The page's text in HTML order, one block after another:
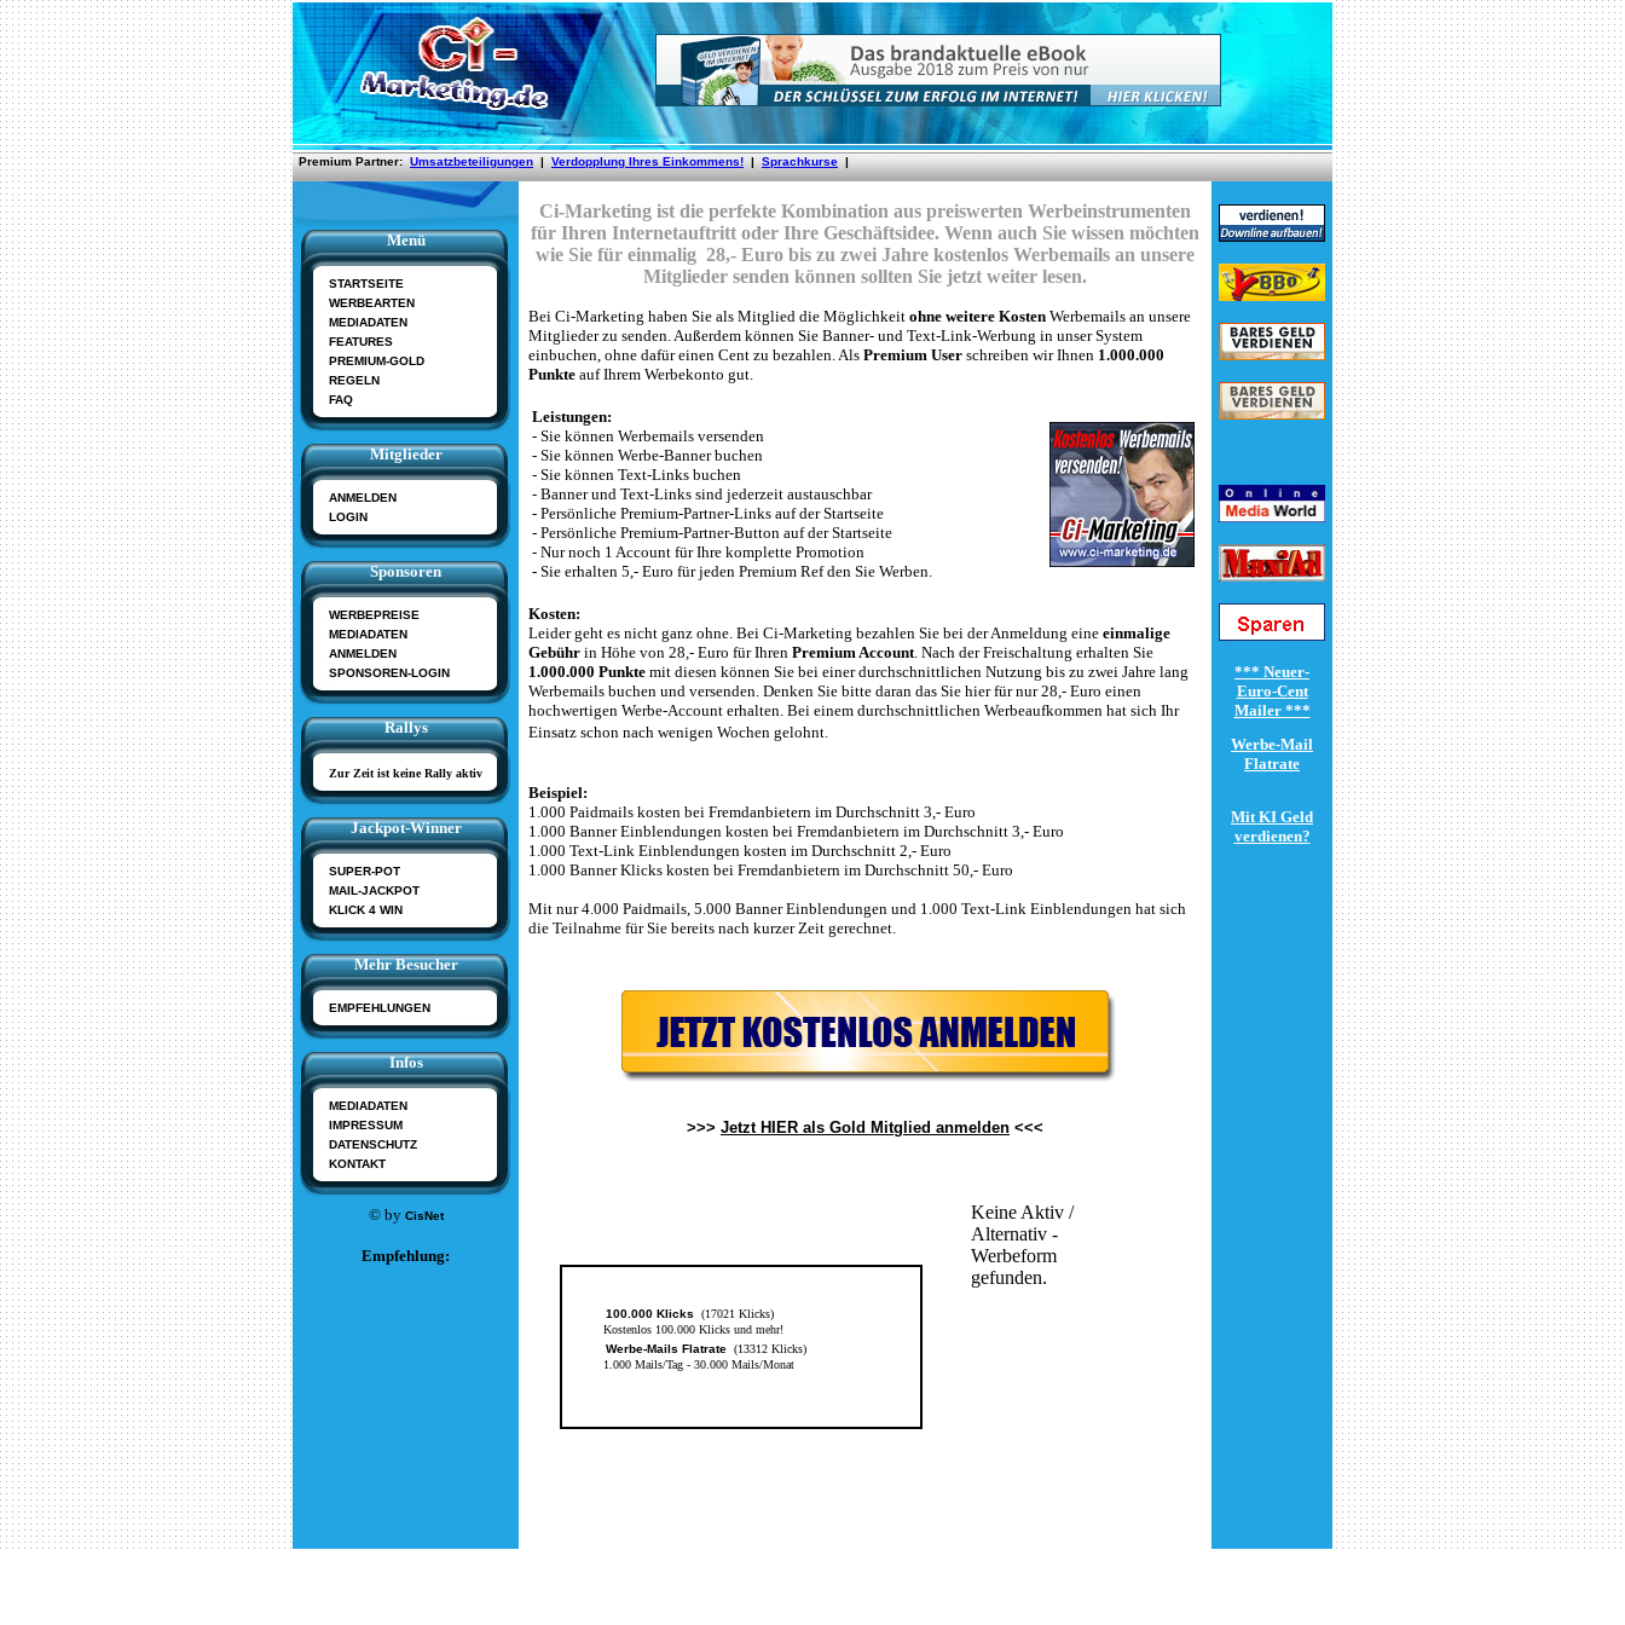
Menü
STARTSEITE
WERBEARTEN
MEDIADATEN
FEATURES
PREMIUM-GOLD
REGELN
FAQ
Mitglieder
ANMELDEN
LOGIN
Sponsoren
WERBEPREISE
MEDIADATEN
ANMELDEN
SPONSOREN-LOGIN
Rallys
Zur Zeit ist keine Rally aktiv
Jackpot-Winner
SUPER-POT
MAIL-JACKPOT
KLICK 4 WIN
Mehr Besucher
EMPFEHLUNGEN
Infos
MEDIADATEN
IMPRESSUM
DATENSCHUTZ
KONTAKT
© by CisNet
Empfehlung:
Ci-Marketing ist die perfekte Kombination aus preiswerten Werbeinstrumenten
für Ihren Internetauftritt oder Ihre Geschäftsidee. Wenn auch Sie wissen möchten
wie Sie für einmalig 28,- Euro bis zu zwei Jahre kostenlos Werbemails an unsere
Mitglieder senden können sollten Sie jetzt weiter lesen.
Bei Ci-Marketing haben Sie als Mitglied die Möglichkeit ohne weitere Kosten Werbemails an unsere
Mitglieder zu senden. Außerdem können Sie Banner- und Text-Link-Werbung in unser System
einbuchen, ohne dafür einen Cent zu bezahlen. Als Premium User schreiben wir Ihnen 1.000.000
Punkte auf Ihrem Werbekonto gut.
Leistungen:
- Sie können Werbemails versenden
- Sie können Werbe-Banner buchen
- Sie können Text-Links buchen
- Banner und Text-Links sind jederzeit austauschbar
- Persönliche Premium-Partner-Links auf der Startseite
- Persönliche Premium-Partner-Button auf der Startseite
- Nur noch 1 Account für Ihre komplette Promotion
- Sie erhalten 5,- Euro für jeden Premium Ref den Sie Werben.
Kosten:
Leider geht es nicht ganz ohne. Bei Ci-Marketing bezahlen Sie bei der Anmeldung eine einmalige
Gebühr in Höhe von 28,- Euro für Ihren Premium Account. Nach der Freischaltung erhalten Sie
1.000.000 Punkte mit diesen können Sie bei einer durchschnittlichen Nutzung bis zu zwei Jahre lang
Werbemails buchen und versenden. Denken Sie bitte daran das Sie hier für nur 28,- Euro einen
hochwertigen Werbe-Account erhalten. Bei einem durchschnittlichen Werbeaufkommen hat sich Ihr
Einsatz schon nach wenigen Wochen gelohnt.
Beispiel:
1.000 Paidmails kosten bei Fremdanbietern im Durchschnitt 3,- Euro
1.000 Banner Einblendungen kosten bei Fremdanbietern im Durchschnitt 3,- Euro
1.000 Text-Link Einblendungen kosten im Durchschnitt 2,- Euro
1.000 Banner Klicks kosten bei Fremdanbietern im Durchschnitt 50,- Euro
Mit nur 4.000 Paidmails, 5.000 Banner Einblendungen und 1.000 Text-Link Einblendungen hat sich
die Teilnahme für Sie bereits nach kurzer Zeit gerechnet.
>>> Jetzt HIER als Gold Mitglied anmelden <<<
100.000 Klicks (17021 Klicks)
Kostenlos 100.000 Klicks und mehr!
Werbe-Mails Flatrate(13312 Klicks)
1.000 Mails/Tag - 30.000 Mails/Monat